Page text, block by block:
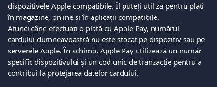
dispozitivele Apple compatibile. Îl puteți utiliza pentru plăți
în magazine, online și în aplicații compatibile.
Atunci când efectuați o plată cu Apple Pay, numărul
cardului dumneavoastră nu este stocat pe dispozitiv sau pe
serverele Apple. În schimb, Apple Pay utilizează un număr
specific dispozitivului și un cod unic de tranzacție pentru a
contribui la protejarea datelor cardului.